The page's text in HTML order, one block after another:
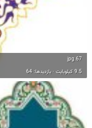
67.jpg
9.5 کیلوبایت · بازدیدها: 64